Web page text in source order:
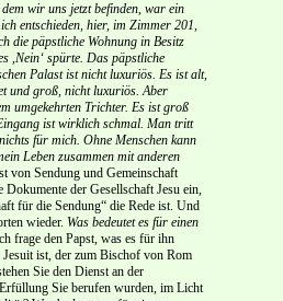
wir uns jetzt befinden, war ein
entschieden, hier, im Zimmer 201,
die päpstliche Wohnung in Besitz
,Nein‘ spürte. Das päpstliche
Palast ist nicht luxuriös. Es ist alt,
und groß, nicht luxuriös. Aber
umgekehrten Trichter. Es ist groß
ist wirklich schmal. Man tritt
für mich. Ohne Menschen kann
Leben zusammen mit anderen
von Sendung und Gemeinschaft
der Gesellschaft Jesu ein,
für die Sendung“ die Rede ist. Und
wieder. Was bedeutet es für einen
frage den Papst, was es für ihn
Jesuit ist, der zum Bischof von Rom
Sie den Dienst an der
Sie berufen wurden, im Licht